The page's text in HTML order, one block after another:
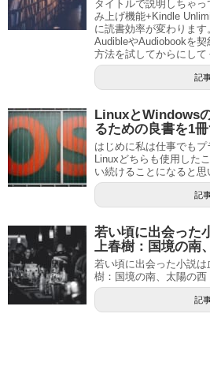
タイトルで説明しちゃ
み上げ機能+Kindle
に読書効率が変わります
AudibleやAudiobookを
方法を試してからにして
記
LinuxとWindows
るための良書を1
はじめに私は仕事でもプ
Linuxどちらも使用した
い続けることになると思
記
若い頃に出会った
上春樹：国境の南
若い頃に出会った小説
樹：国境の南、太陽の西
記